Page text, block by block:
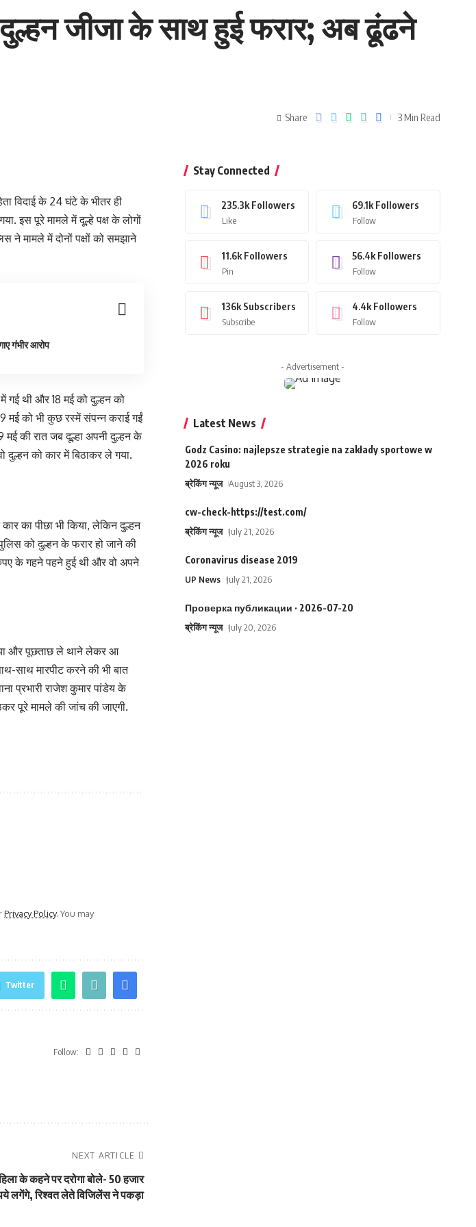
जीजा के साथ हुई फरार; अब ढूंढने
Share 3 Min Read
विदाई के 24 घंटे के भीतर ही
इस पूरे मामले में दूल्हे पक्ष के लोगों
ने मामले में दोनों पक्षों को समझाने
गंभीर आरोप
गई थी और 18 मई को दुल्हन को
मई को भी कुछ रस्में संपन्न कराई गईं
की रात जब दूल्हा अपनी दुल्हन के
दुल्हन को कार में बिठाकर ले गया.
का पीछा भी किया, लेकिन दुल्हन
को दुल्हन के फरार हो जाने की
रुपए के गहने पहने हुई थी और वो अपने
और पूछताछ ले थाने लेकर आ
साथ मारपीट करने की भी बात
प्रभारी राजेश कुमार पांडेय के
पूरे मामले की जांच की जाएगी.
Privacy Policy. You may
Twitter
Follow:
NEXT ARTICLE
के कहने पर दरोगा बोले- 50 हजार
लगेंगे, रिश्वत लेते विजिलेंस ने पकड़ा
Stay Connected
235.3k Followers
Like
69.1k Followers
Follow
11.6k Followers
Pin
56.4k Followers
Follow
136k Subscribers
Subscribe
4.4k Followers
Follow
- Advertisement -
Latest News
Godz Casino: najlepsze strategie na zakłady sportowe w
2026 roku
ब्रेकिंग न्यूज August 3, 2026
cw-check-https://test.com/
ब्रेकिंग न्यूज July 21, 2026
Coronavirus disease 2019
UP News July 21, 2026
Проверка публикации · 2026-07-20
ब्रेकिंग न्यूज July 20, 2026